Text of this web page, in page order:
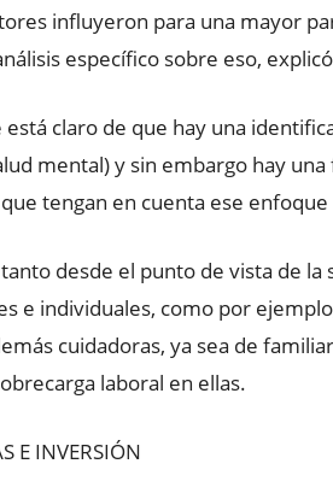
influyeron para una mayor
específico sobre eso,
está claro de que hay una
mental) y sin embargo hay
tengan en cuenta ese enfoque
desde el punto de vista de la
e individuales, como por
cuidadoras, ya sea de
laboral en ellas.
E INVERSIÓN